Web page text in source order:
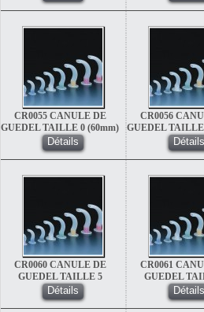
CR0055 CANULE DE
GUEDEL TAILLE 0 (60mm)
NOIR
Détails
CR0056
GUEDEL TAILLE
BLANC
Détails
CR0060 CANULE DE
GUEDEL TAILLE 5
(110mm) ORANGE
Détails
CR0061
GUEDEL
(120mm)Détails